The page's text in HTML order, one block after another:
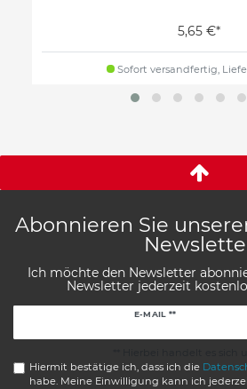
5,65 €*
Sofort versandfertig,
Abonnieren Sie
Ich möchte den Newsletter
Newsletter jederzeit
E-MAIL **
Hiermit bestätige ich, dass ich die
habe. Meine Einwilligung kann ich